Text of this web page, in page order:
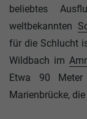
beliebtes
weltbekannten
für die Schlucht
Wildbach im
Etwa 90
Marienbrücke,